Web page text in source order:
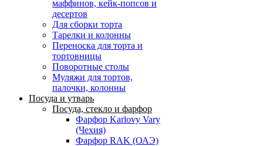
маффинов, кейк-попсов и
десертов
Для сборки торта
Тарелки и колонны
Переноска для торта и
тортовницы
Поворотные столы
Муляжи для тортов,
палочки, колонны
Посуда и утварь
Посуда, стекло и фарфор
Фарфор Karlovy Vary
(Чехия)
Фарфор RAK (ОАЭ)